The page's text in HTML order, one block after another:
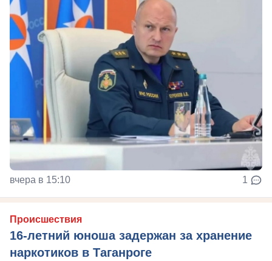
вчера в 15:10 1
Происшествия
16-летний юноша задержан за хранение
наркотиков в Таганроге